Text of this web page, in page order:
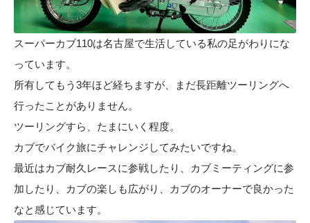
スーパーカブ110は名古屋で生活している私の足がわりにな
っています。
所有してもう3年ほど経ちますが、まだ長距離ツーリングへ
行ったことがありません。
ツーリングすら、たまにいく程度。
カブでバイク旅にチャレンジしてみたいですね。
最近はカブ耐久レースに参戦したり、カブミーティングに参
加したり、カブの楽しも広がり、カブのオーナーで良かった
なと感じています。